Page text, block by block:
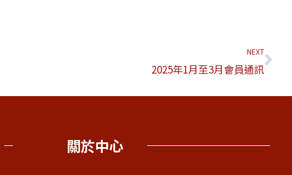
NEXT
2025年1月至3月會員通訊
關於中心